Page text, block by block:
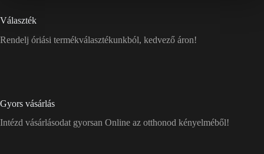
Választék
Rendelj óriási termékválasztékunkból, kedvező áron!
Gyors vásárlás
Intézd vásárlásodat gyorsan Online az otthonod kényelméből!